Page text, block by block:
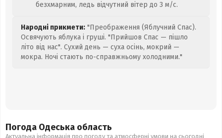
безхмарним, ледь відчутний вітер до 3 м/с.
Народні прикмети: "Преображення (Яблучний Спас).
Освячують яблука і груші. "Прийшов Спас — пішло
літо від нас". Сухий день — суха осінь, мокрий —
мокра. Ночі стають по-справжньому холодними."
Погода Одеська область
Актуальна інформація про погоду та атмосферні умови на сьогодні